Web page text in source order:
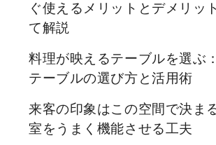
ぐ使えるメリットとデメリッ
て解説
料理が映えるテーブルを選ぶ
テーブルの選び方と活用術
来客の印象はこの空間で決ま
室をうまく機能させる工夫